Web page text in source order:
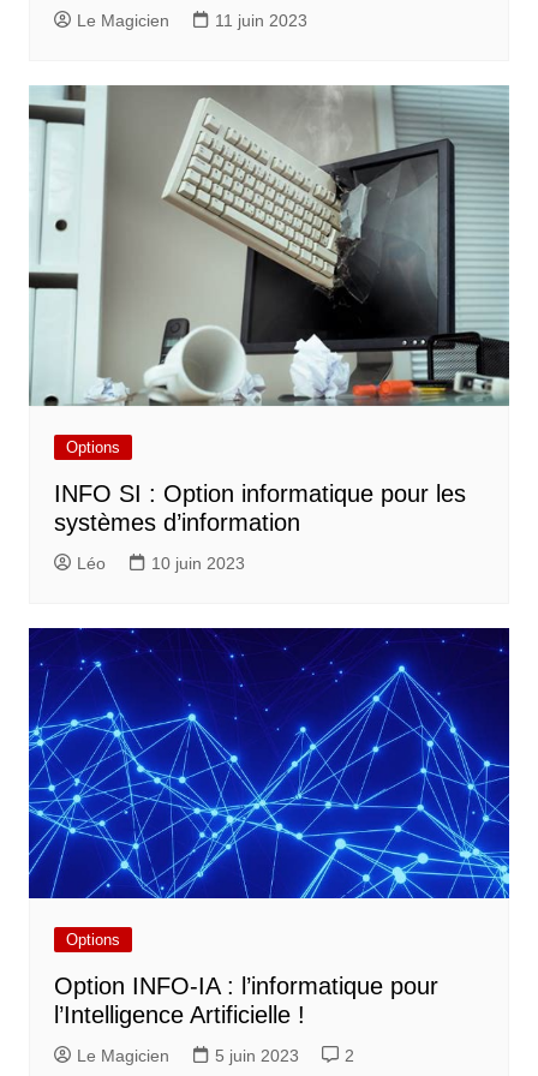
Le Magicien 11 juin 2023
Options
INFO SI : Option informatique pour les
systèmes d’information
Léo 10 juin 2023
Options
Option INFO-IA : l’informatique pour
l’Intelligence Artificielle !
Le Magicien 5 juin 2023 2